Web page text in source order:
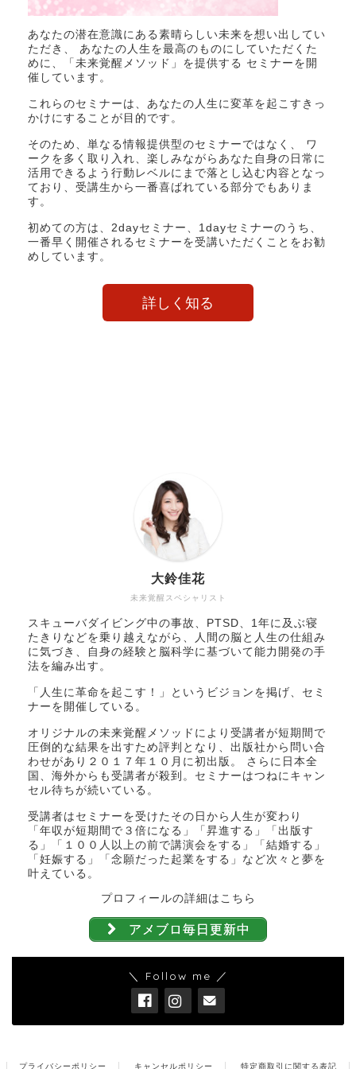
あなたの潜在意識にある素晴らしい未来を想い出してい
ただき、 あなたの人生を最高のものにしていただくた
めに、「未来覚醒メソッド」を提供する セミナーを開
催しています。
これらのセミナーは、あなたの人生に変革を起こすきっ
かけにすることが目的です。
そのため、単なる情報提供型のセミナーではなく、 ワ
ークを多く取り入れ、楽しみながらあなた自身の日常に
活用できるよう行動レベルにまで落とし込む内容となっ
ており、受講生から一番喜ばれている部分でもありま
す。
初めての方は、2dayセミナー、1dayセミナーのうち、
一番早く開催されるセミナーを受講いただくことをお勧
めしています。
詳しく知る
未来覚醒スペシャリスト
大鈴佳花
スキューバダイビング中の事故、PTSD、1年に及ぶ寝
たきりなどを乗り越えながら、人間の脳と人生の仕組み
に気づき、自身の経験と脳科学に基づいて能力開発の手
法を編み出す。
「人生に革命を起こす！」というビジョンを掲げ、セミ
ナーを開催している。
オリジナルの未来覚醒メソッドにより受講者が短期間で
圧倒的な結果を出すため評判となり、出版社から問い合
わせがあり２０１７年１０月に初出版。 さらに日本全
国、海外からも受講者が殺到。セミナーはつねにキャン
セル待ちが続いている。
受講者はセミナーを受けたその日から人生が変わり
「年収が短期間で３倍になる」「昇進する」「出版す
る」「１００人以上の前で講演会をする」「結婚する」
「妊娠する」「念願だった起業をする」など次々と夢を
叶えている。
プロフィールの詳細はこちら
アメブロ毎日更新中
＼ Follow me ／
プライバシーポリシー キャンセルポリシー 特定商取引に関する表記